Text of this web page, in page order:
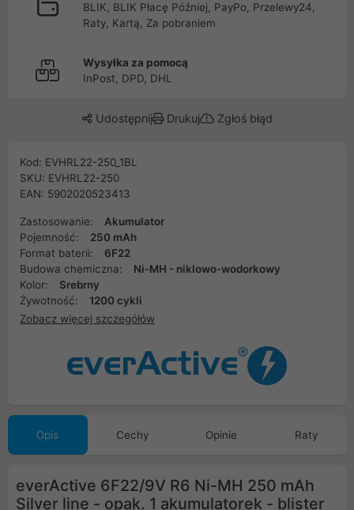
BLIK, BLIK Płacę Później, PayPo, Przelewy24,
Raty, Kartą, Za pobraniem
Wysyłka za pomocą
InPost, DPD, DHL
Udostępnij Drukuj Zgłoś błąd
Kod: EVHRL22-250_1BL
SKU: EVHRL22-250
EAN: 5902020523413
Zastosowanie:
Akumulator
Pojemność:
250 mAh
Format baterii:
6F22
Budowa chemiczna:
Ni-MH - niklowo-wodorkowy
Kolor:
Srebrny
Żywotność:
1200 cykli
Zobacz więcej szczegółów
Opis Cechy Opinie Raty
everActive 6F22/9V R6 Ni-MH 250 mAh
Silver line - opak. 1 akumulatorek - blister